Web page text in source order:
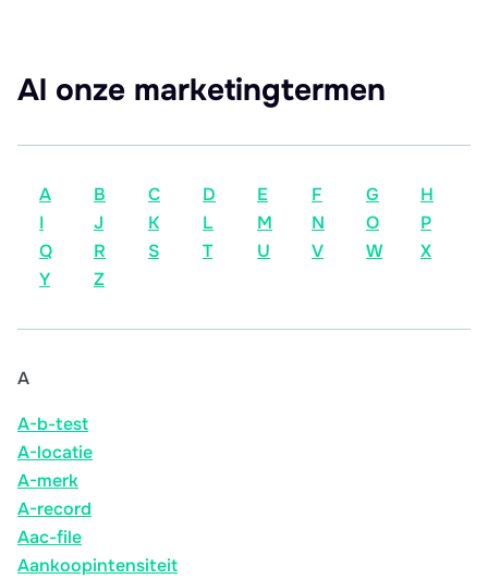
Al onze marketingtermen
A B C D E F G
H
I
J K L M N O
P
Q
R S T U V W
X
Y
Z
A
A-b-test
A-locatie
A-merk
A-record
Aac-file
Aankoopintensiteit